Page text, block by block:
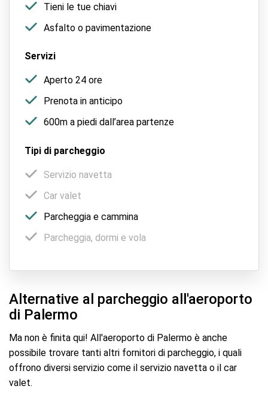
Tieni le tue chiavi
Asfalto o pavimentazione
Servizi
Aperto 24 ore
Prenota in anticipo
600m a piedi dall’area partenze
Tipi di parcheggio
Servizio navetta
Car valet
Parcheggia e cammina
Parcheggia, dormi e vola
Alternative al parcheggio all'aeroporto
di Palermo
Ma non è finita qui! All'aeroporto di Palermo è anche
possibile trovare tanti altri fornitori di parcheggio, i quali
offrono diversi servizio come il servizio navetta o il car
valet.